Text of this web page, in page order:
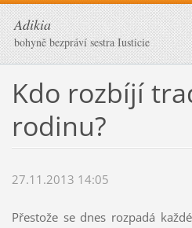
Adikia
bohyně bezpráví sestra Iusticie
Kdo rozbíjí
rodinu?
27.11.2013 14:05
Přestože se dnes rozpadá